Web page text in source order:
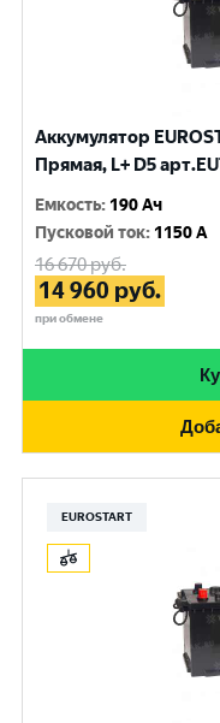
Аккумулятор
Прямая, L+ D5
Емкость: 190 Ач
Пусковой ток: 1150 A
16 670руб.
14 960 руб.
при обмене
EUROSTART